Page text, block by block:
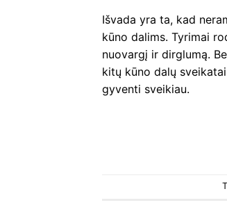
Išvada yra ta, kad
kūno dalims. Tyrimai
nuovargį ir dirglumą.
kitų kūno dalų
gyventi sveikiau.